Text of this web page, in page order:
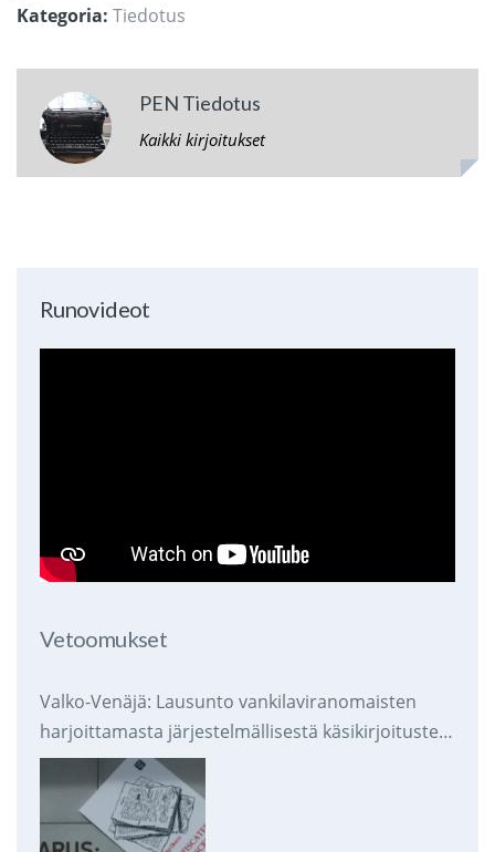
Kategoria: Tiedotus
PEN Tiedotus
Kaikki kirjoitukset
Runovideot
Vetoomukset
Valko-Venäjä: Lausunto vankilaviranomaisten
harjoittamasta järjestelmällisestä käsikirjoitusten
takavarikoinnista ja tuhoamisesta